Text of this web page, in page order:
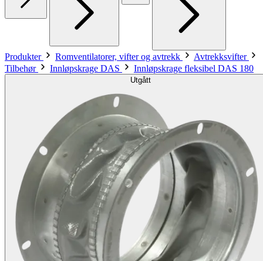
Produkter Romventilatorer, vifter og avtrekk
Avtrekksvifter
Tilbehør
Innløpskrage DAS Innløpskrage fleksibel DAS 180
Utgått